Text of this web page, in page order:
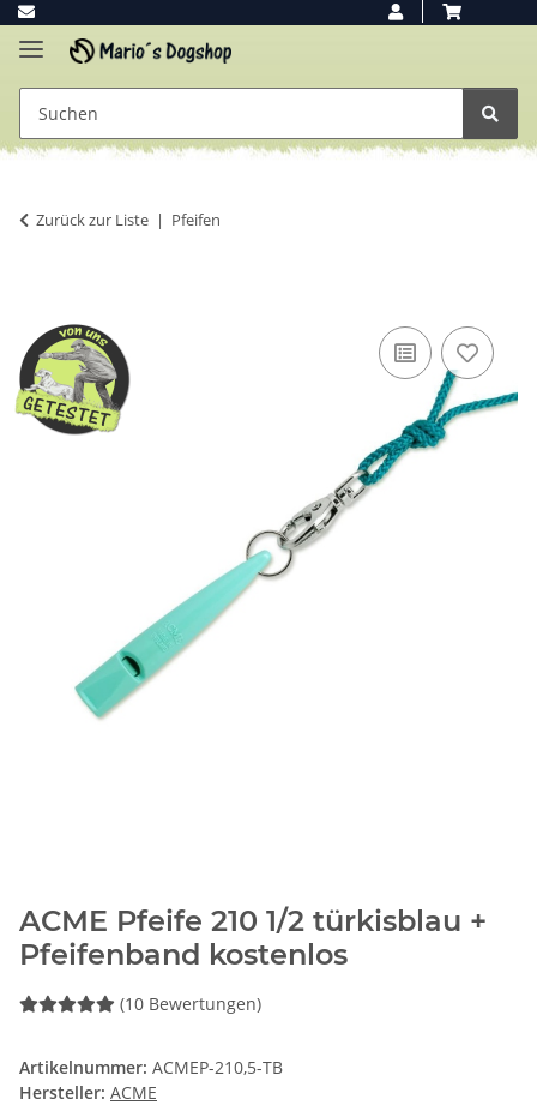
Zurück zur Liste Pfeifen
ACME Pfeife 210 1/2 türkisblau +
Pfeifenband kostenlos
(10 Bewertungen)
Artikelnummer: ACMEP-210,5-TB
Hersteller: ACME